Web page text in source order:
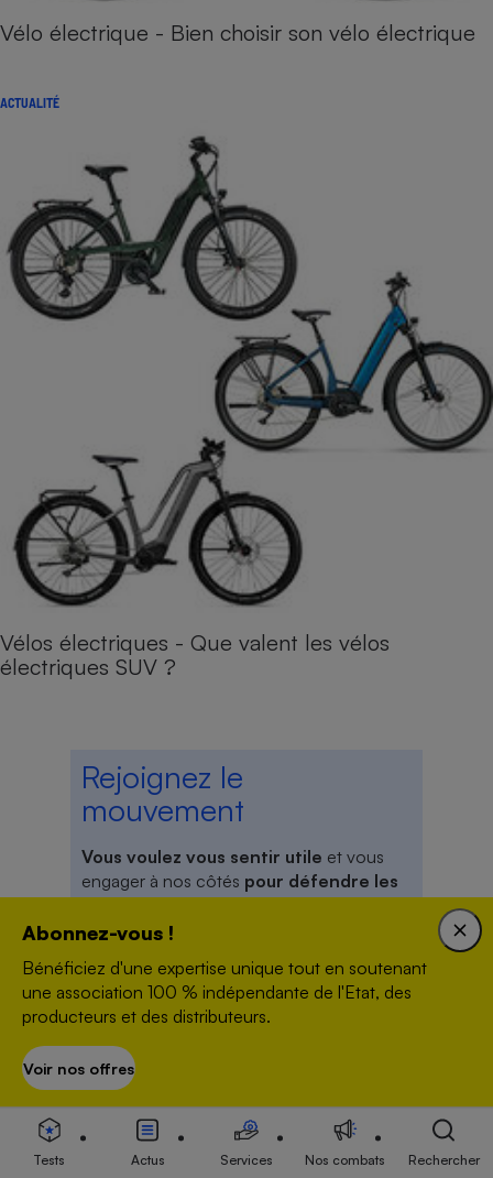
Vélo électrique - Bien choisir son vélo électrique
ACTUALITÉ
Vélos électriques - Que valent les vélos
électriques SUV ?
Rejoignez le
mouvement
Vous voulez vous sentir utile et vous
engager à nos côtés pour défendre les
consommateurs ?
Devenez bénévole
Newsletter
Abonnez-vous !
Bénéficiez d'une expertise unique tout en soutenant
une association 100 % indépendante de l'Etat, des
producteurs et des distributeurs.
Voir nos offres
Tests Actus Services Nos combats Rechercher